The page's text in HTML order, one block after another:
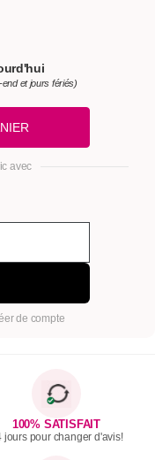
et jours fériés)
avec
de compte
100% SATISFAIT
jours pour changer d'avis!